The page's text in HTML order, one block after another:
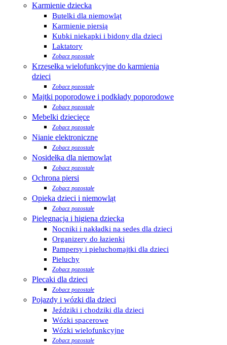
Karmienie dziecka
Butelki dla niemowląt
Karmienie piersią
Kubki niekapki i bidony dla dzieci
Laktatory
Zobacz pozostałe
Krzesełka wielofunkcyjne do karmienia
dzieci
Zobacz pozostałe
Majtki poporodowe i podkłady poporodowe
Zobacz pozostałe
Mebelki dziecięce
Zobacz pozostałe
Nianie elektroniczne
Zobacz pozostałe
Nosidełka dla niemowląt
Zobacz pozostałe
Ochrona piersi
Zobacz pozostałe
Opieka dzieci i niemowląt
Zobacz pozostałe
Pielęgnacja i higiena dziecka
Nocniki i nakładki na sedes dla dzieci
Organizery do łazienki
Pampersy i pieluchomajtki dla dzieci
Pieluchy
Zobacz pozostałe
Plecaki dla dzieci
Zobacz pozostałe
Pojazdy i wózki dla dzieci
Jeździki i chodziki dla dzieci
Wózki spacerowe
Wózki wielofunkcyjne
Zobacz pozostałe